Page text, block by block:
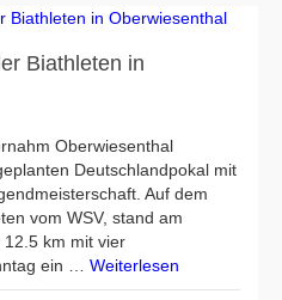
Biathleten in
Oberwiesenthal
Deutschlandpokal mit
Auf dem
vom WSV, stand am
km mit vier
ein … Weiterlesen